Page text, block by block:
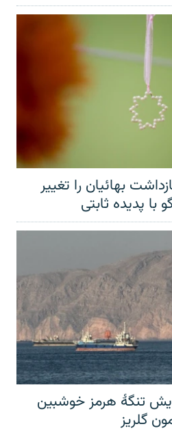
بهائیان را تغییر
پدیده ثابتی
تنگهٔ هرمز خوشبین
گلریز